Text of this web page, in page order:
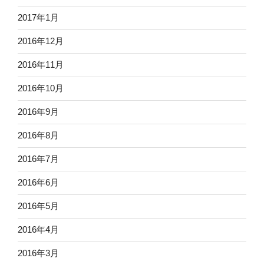
2017年1月
2016年12月
2016年11月
2016年10月
2016年9月
2016年8月
2016年7月
2016年6月
2016年5月
2016年4月
2016年3月